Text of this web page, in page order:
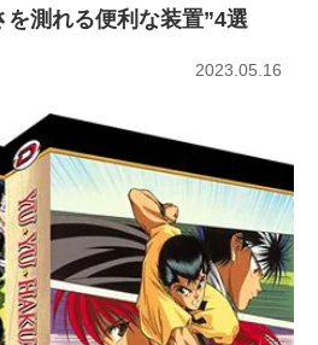
測れる便利な装置”4選
2023.05.16